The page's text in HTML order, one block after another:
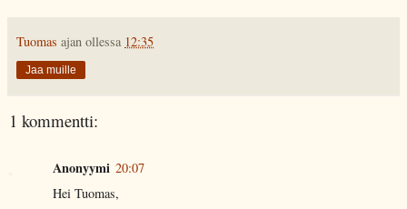
Tuomas ajan ollessa 12:35
Jaa muille
1 kommentti:
Anonyymi 20:07
Hei Tuomas,